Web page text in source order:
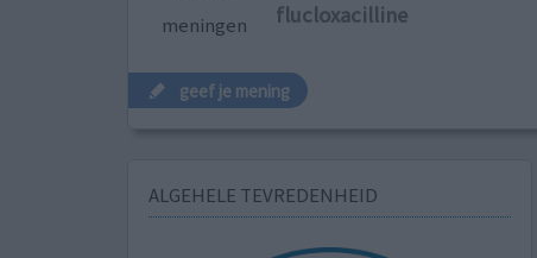
meningen flucloxacilline
geef je mening
ALGEHELE TEVREDENHEID